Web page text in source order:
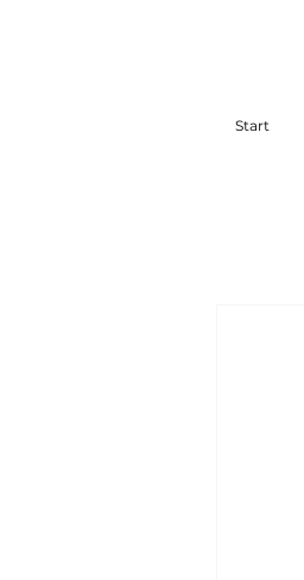
Start